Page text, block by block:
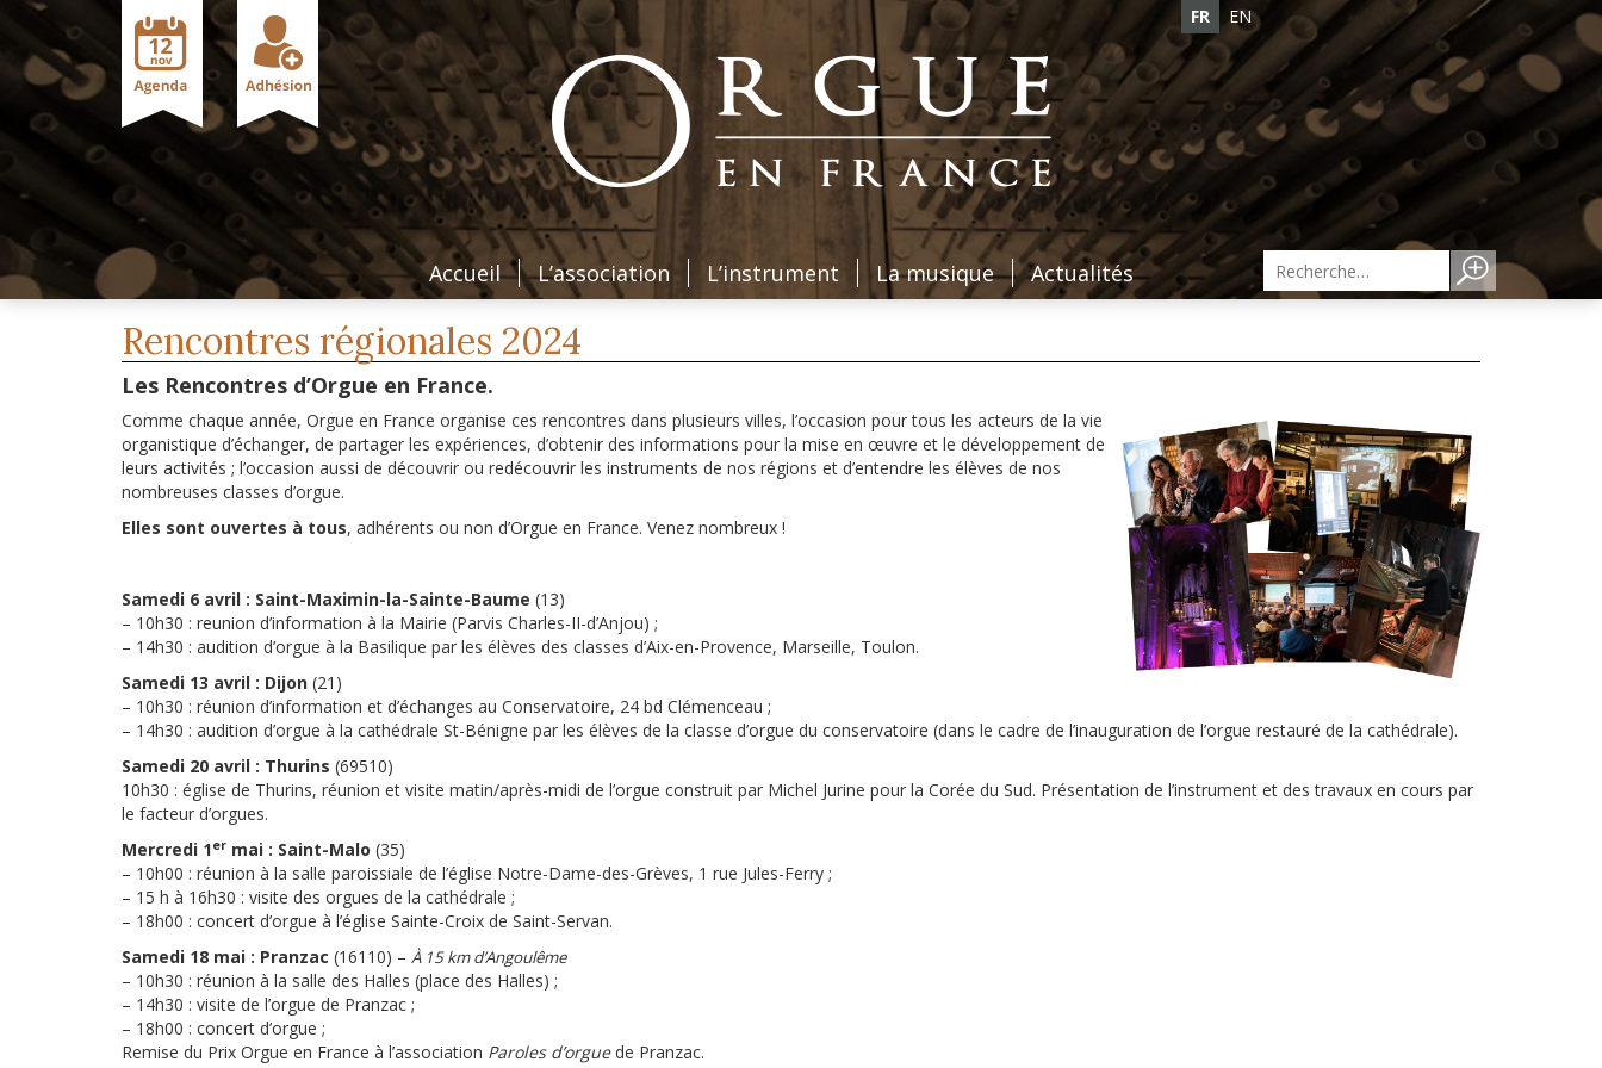
FR EN
Accueil L’association L’instrument La musique Actualités
Rencontres régionales 2024
Les Rencontres d’Orgue en France.
Comme chaque année, Orgue en France organise ces rencontres dans plusieurs villes, l’occasion pour tous les acteurs de la vie
organistique d’échanger, de partager les expériences, d’obtenir des informations pour la mise en œuvre et le développement de
leurs activités ; l’occasion aussi de découvrir ou redécouvrir les instruments de nos régions et d’entendre les élèves de nos
nombreuses classes d’orgue.
Elles sont ouvertes à tous, adhérents ou non d’Orgue en France. Venez nombreux !
Samedi 6 avril : Saint-Maximin-la-Sainte-Baume (13)
– 10h30 : reunion d’information à la Mairie (Parvis Charles-II-d’Anjou) ;
– 14h30 : audition d’orgue à la Basilique par les élèves des classes d’Aix-en-Provence, Marseille, Toulon.
Samedi 13 avril : Dijon (21)
– 10h30 : réunion d’information et d’échanges au Conservatoire, 24 bd Clémenceau ;
– 14h30 : audition d’orgue à la cathédrale St-Bénigne par les élèves de la classe d’orgue du conservatoire (dans le cadre de l’inauguration de l’orgue restauré de la cathédrale).
Samedi 20 avril : Thurins (69510)
10h30 : église de Thurins, réunion et visite matin/après-midi de l’orgue construit par Michel Jurine pour la Corée du Sud. Présentation de l’instrument et des travaux en cours par
le facteur d’orgues.
Mercredi 1er mai : Saint-Malo (35)
– 10h00 : réunion à la salle paroissiale de l’église Notre-Dame-des-Grèves, 1 rue Jules-Ferry ;
– 15 h à 16h30 : visite des orgues de la cathédrale ;
– 18h00 : concert d’orgue à l’église Sainte-Croix de Saint-Servan.
Samedi 18 mai : Pranzac (16110) – À 15 km d’Angoulême
– 10h30 : réunion à la salle des Halles (place des Halles) ;
– 14h30 : visite de l’orgue de Pranzac ;
– 18h00 : concert d’orgue ;
Remise du Prix Orgue en France à l’association Paroles d’orguede Pranzac.